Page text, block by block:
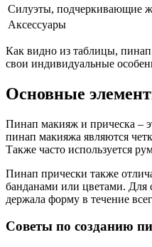
Силуэты, подчеркивающие
Аксессуары
Как видно из таблицы, пинап
свои индивидуальные
Основные
Пинап макияж и прическа –
пинап макияжа являются
Также часто используется
Пинап прически также
банданами или цветами. Для
держала форму в течение
Советы по созданию